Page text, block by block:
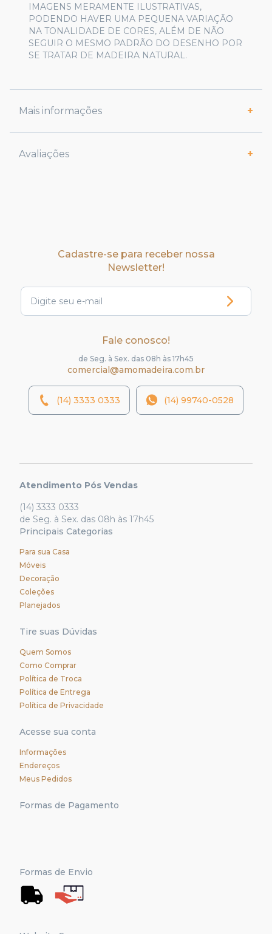
IMAGENS MERAMENTE ILUSTRATIVAS,
PODENDO HAVER UMA PEQUENA VARIAÇÃO
NA TONALIDADE DE CORES, ALÉM DE NÃO
SEGUIR O MESMO PADRÃO DO DESENHO POR
SE TRATAR DE MADEIRA NATURAL.
Mais informações
Avaliações
Cadastre-se para receber nossa
Newsletter!
Fale conosco!
de Seg. à Sex. das 08h às 17h45
comercial@amomadeira.com.br
(14) 3333 0333 (14) 99740-0528
Atendimento Pós Vendas
(14) 3333 0333
de Seg. à Sex. das 08h às 17h45
Principais Categorias
Para sua Casa
Móveis
Decoração
Coleções
Planejados
Tire suas Dúvidas
Quem Somos
Como Comprar
Política de Troca
Política de Entrega
Política de Privacidade
Acesse sua conta
Informações
Endereços
Meus Pedidos
Formas de Pagamento
Formas de Envio